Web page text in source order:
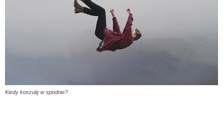
Kiedy koszulę w spodnie?